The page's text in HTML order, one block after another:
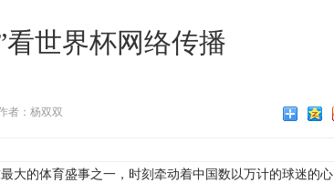
看世界杯网络传播
者：杨双双
的体育盛事之一，时刻牵动着中国数以万计的球迷的心